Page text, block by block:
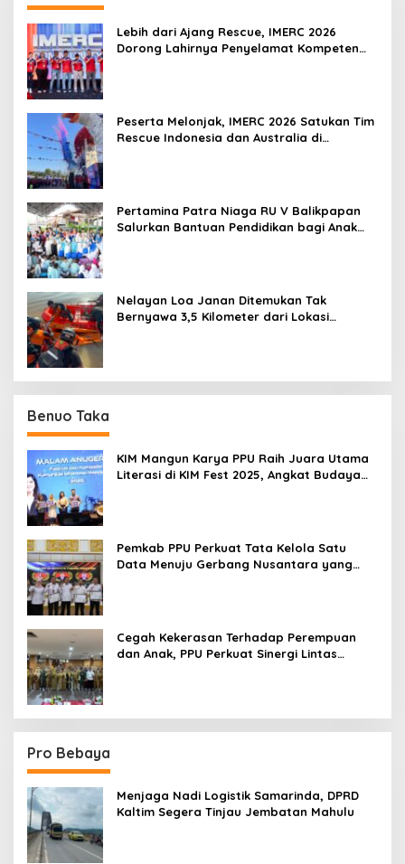
Lebih dari Ajang Rescue, IMERC 2026
Dorong Lahirnya Penyelamat Kompeten
Peserta Melonjak, IMERC 2026 Satukan Tim
Rescue Indonesia dan Australia di
Pertamina Patra Niaga RU V Balikpapan
Salurkan Bantuan Pendidikan bagi Anak
Nelayan Loa Janan Ditemukan Tak
Bernyawa 3,5 Kilometer dari Lokasi
Benuo Taka
KIM Mangun Karya PPU Raih Juara Utama
Literasi di KIM Fest 2025, Angkat Budaya
Pemkab PPU Perkuat Tata Kelola Satu
Data Menuju Gerbang Nusantara yang
Cegah Kekerasan Terhadap Perempuan
dan Anak, PPU Perkuat Sinergi Lintas
Pro Bebaya
Menjaga Nadi Logistik Samarinda, DPRD
Kaltim Segera Tinjau Jembatan Mahulu